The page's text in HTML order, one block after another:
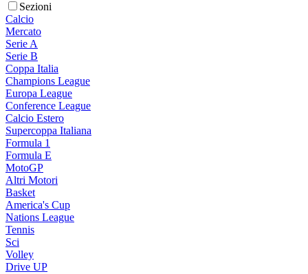
Sezioni
Calcio
Mercato
Serie A
Serie B
Coppa Italia
Champions League
Europa League
Conference League
Calcio Estero
Supercoppa Italiana
Formula 1
Formula E
MotoGP
Altri Motori
Basket
America's Cup
Nations League
Tennis
Sci
Volley
Drive UP